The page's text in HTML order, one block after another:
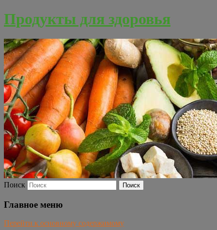
Продукты для здоровья
Поиск
Главное меню
Перейти к основному содержимому